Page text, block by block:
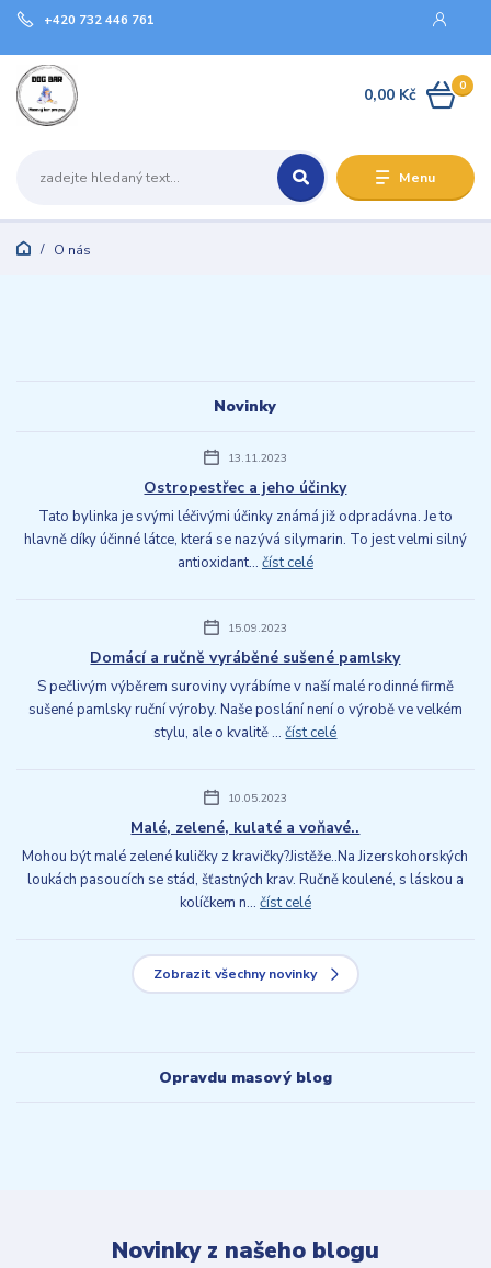
Menu
+420 732 446 761
0
0,00 Kč
O nás
Novinky
13.11.2023
Ostropestřec a jeho účinky
Tato bylinka je svými léčivými účinky známá již odpradávna. Je to
hlavně díky účinné látce, která se nazývá silymarin. To jest velmi silný
antioxidant... číst celé
15.09.2023
Domácí a ručně vyráběné sušené pamlsky
S pečlivým výběrem suroviny vyrábíme v naší malé rodinné firmě
sušené pamlsky ruční výroby. Naše poslání není o výrobě ve velkém
stylu, ale o kvalitě ...číst celé
10.05.2023
Malé, zelené, kulaté a voňavé..
Mohou být malé zelené kuličky z kravičky?Jistěže..Na Jizerskohorských
loukách pasoucích se stád, šťastných krav. Ručně koulené, s láskou a
kolíčkem n... číst celé
Zobrazit všechny novinky
Opravdu masový blog
Novinky z našeho blogu